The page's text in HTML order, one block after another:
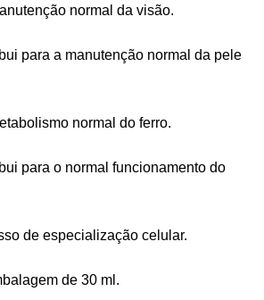
normal da visão.
para a manutenção normal da pele
normal do ferro.
para o normal funcionamento do
de especialização celular.
de 30 ml.